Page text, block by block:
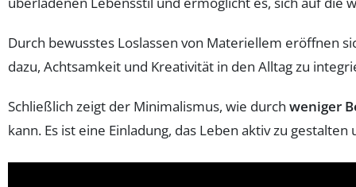
Durch bewusstes Loslassen von Materiellem eröffnen
dazu, Achtsamkeit und Kreativität in den Alltag zu
Schließlich zeigt der Minimalismus, wie durch weniger
kann. Es ist eine Einladung, das Leben aktiv zu